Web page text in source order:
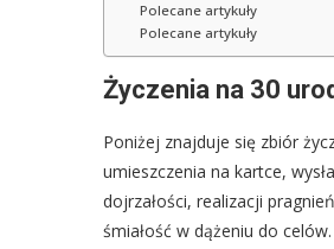
Polecane artykuły
Polecane artykuły
Życzenia na 30
Poniżej znajduje się zbiór
umieszczenia na kartce,
dojrzałości, realizacji
śmiałość w dążeniu do celów.